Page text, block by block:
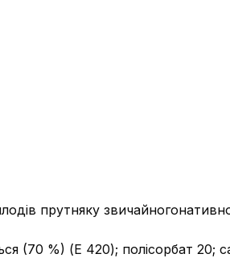
прутняку
(70 %) (E 420); полісорбат 20;